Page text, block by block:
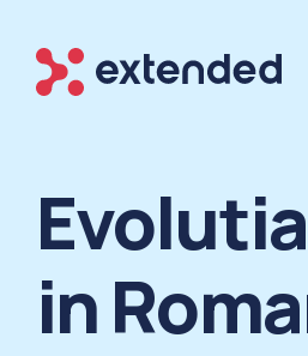
in